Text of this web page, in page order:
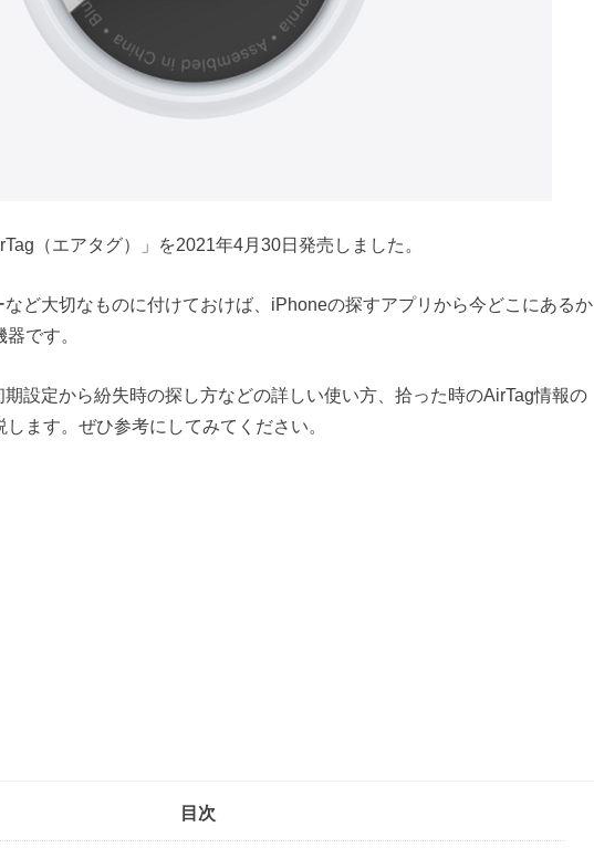
（エアタグ）」を2021年4月30日発売しました。
ど大切なものに付けておけば、iPhoneの探すアプリから今どこにあるか
です。
設定から紛失時の探し方などの詳しい使い方、拾った時のAirTag情報の
ます。ぜひ参考にしてみてください。
目次